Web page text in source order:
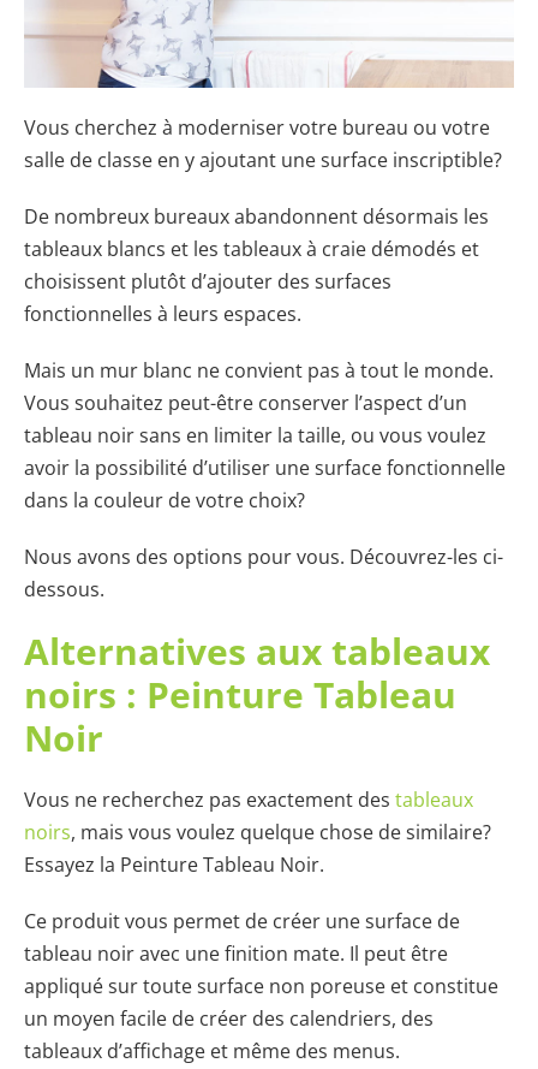
Vous cherchez à moderniser votre bureau ou votre
salle de classe en y ajoutant une surface inscriptible?
De nombreux bureaux abandonnent désormais les
tableaux blancs et les tableaux à craie démodés et
choisissent plutôt d’ajouter des surfaces
fonctionnelles à leurs espaces.
Mais un mur blanc ne convient pas à tout le monde.
Vous souhaitez peut-être conserver l’aspect d’un
tableau noir sans en limiter la taille, ou vous voulez
avoir la possibilité d’utiliser une surface fonctionnelle
dans la couleur de votre choix?
Nous avons des options pour vous. Découvrez-les ci-
dessous.
Alternatives aux tableaux
noirs : Peinture Tableau
Noir
Vous ne recherchez pas exactement des tableaux
noirs, mais vous voulez quelque chose de similaire?
Essayez la Peinture Tableau Noir.
Ce produit vous permet de créer une surface de
tableau noir avec une finition mate. Il peut être
appliqué sur toute surface non poreuse et constitue
un moyen facile de créer des calendriers, des
tableaux d’affichage et même des menus.